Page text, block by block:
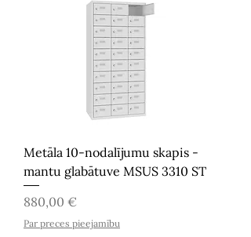
Metāla 10-nodalījumu skapis -
mantu glabātuve MSUS 3310 ST
Cena
880,00 €
Par preces pieejamību